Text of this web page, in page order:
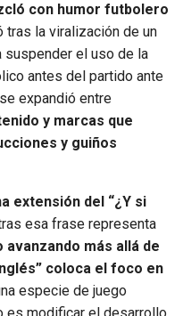
con humor futbolero
tras la viralización de un
suspender el uso de la
antes del partido ante
expandió entre
y marcas que
y guiños
extensión del “¿Y si
esa frase representa
avanzando más allá de
coloca el foco en
especie de juego